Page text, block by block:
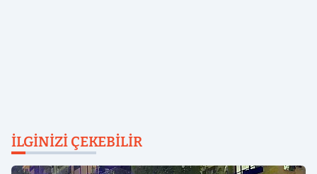
İLGINIZI ÇEKEBILIR